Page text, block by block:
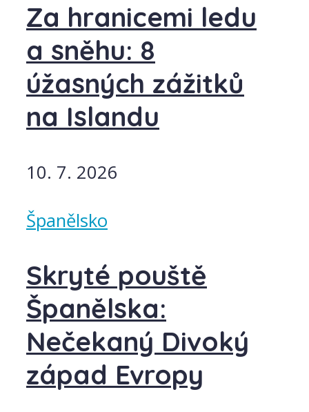
Za hranicemi ledu
a sněhu: 8
úžasných zážitků
na Islandu
10. 7. 2026
Španělsko
Skryté pouště
Španělska:
Nečekaný Divoký
západ Evropy